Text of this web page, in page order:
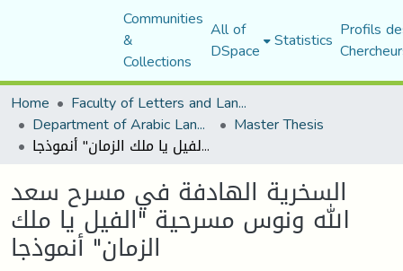
Communities
&
Collections
All of
DSpace Statistics Profils
Home
Faculty of Letters and Languages
Department of Arabic Language and Literature Master Thesis
السخرية الهادفة في مسرح سعد الله ونوس مسرحية "الفيل يا ملك الزمان" أنموذجا
السخرية الهادفة في مسرح سعد
الله ونوس مسرحية "الفيل يا ملك
الزمان" أنموذجا